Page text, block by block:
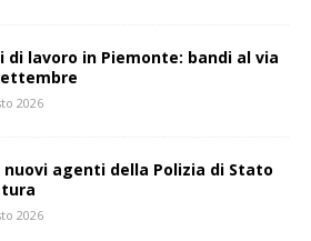
di lavoro in Piemonte: bandi al via
2026
nuovi agenti della Polizia di Stato
2026